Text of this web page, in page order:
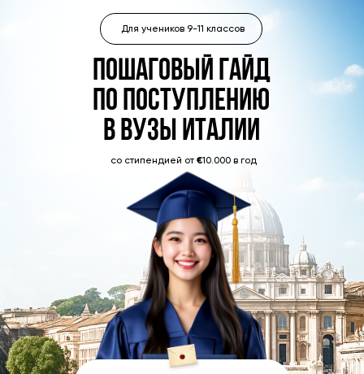
Пошаговый гайд
по поступлению
В вузы италии
со стипендией от €10.000 в год
Для учеников 9-11 классов